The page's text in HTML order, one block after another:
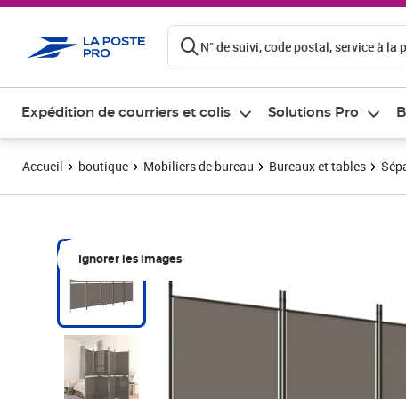
N° de suivi, code postal, service à la
Expédition de courriers et colis Solutions Pro
Accueil boutique Mobiliers de bureau Bureaux et tables
Ignorer les images